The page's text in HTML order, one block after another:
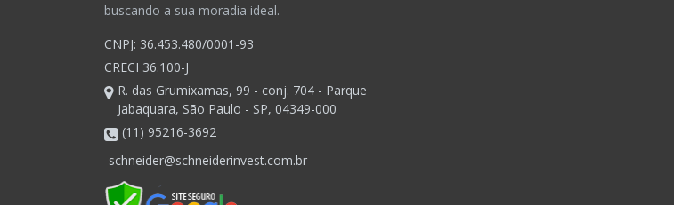
buscando a sua moradia ideal.
CNPJ: 36.453.480/0001-93
CRECI 36.100-J
R. das Grumixamas, 99 - conj. 704 - Parque
Jabaquara, São Paulo - SP, 04349-000
(11) 95216-3692
schneider@schneiderinvest.com.br